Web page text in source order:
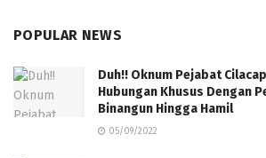
POPULAR NEWS
Duh!! Oknum Pejabat
Hubungan Khusus Dengan
Binangun Hingga Hamil
05/09/2022